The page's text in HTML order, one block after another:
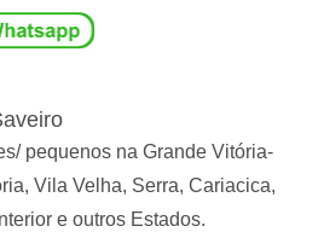
pequenos na Grande Vitória-
Vila Velha, Serra, Cariacica,
e outros Estados.